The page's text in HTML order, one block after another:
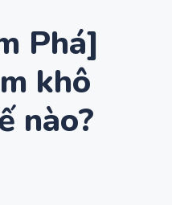
Phá]
khô
nào?